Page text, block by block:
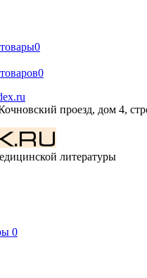
0
0
проезд, дом 4,
литературы
0